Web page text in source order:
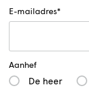
E-mailadres
Aanhef
De heer